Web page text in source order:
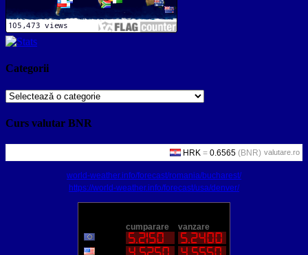
Categorii
Categorii
Curs valutar BNR
valutare.ro
world-weather.info/forecast/romania/bucharest/
https://world-weather.info/forecast/usa/denver/